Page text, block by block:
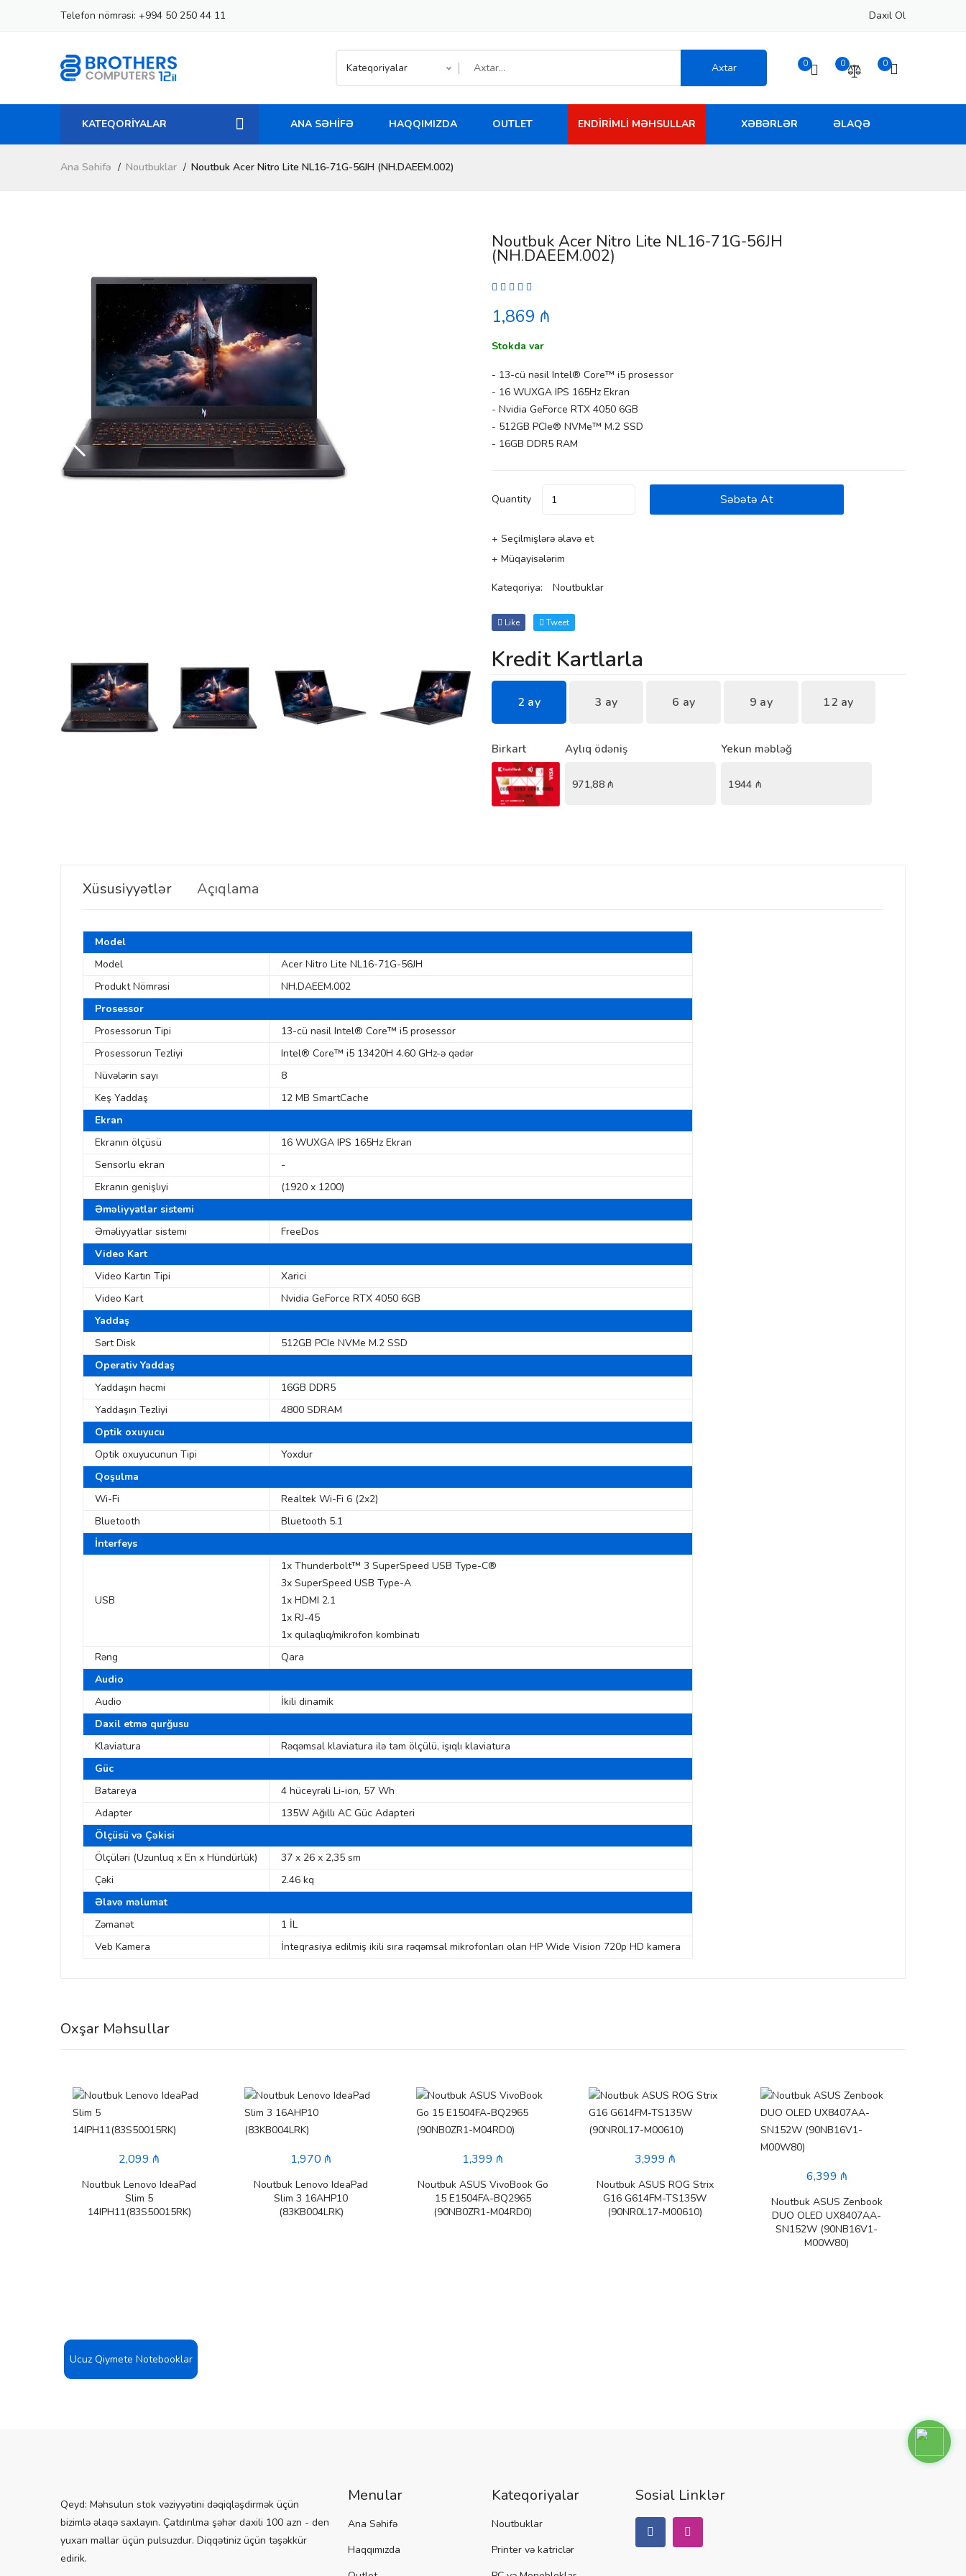
Telefon nömrəsi: +994 50 250 44 11 Daxil Ol
Kateqoriyalar Axtar 0 0 0
KATEQORİYALAR ANA SƏHIFƏ HAQQIMIZDA OUTLET ENDIRIMLI MƏHSULLAR XƏBƏRLƏR ƏLAQƏ
Ana Səhifə Noutbuklar Noutbuk Acer Nitro Lite NL16-71G-56JH (NH.DAEEM.002)
Noutbuk Acer Nitro Lite NL16-71G-56JH
(NH.DAEEM.002)
1,869 ₼
Stokda var
- 13-cü nəsil Intel® Core™ i5 prosessor
- 16 WUXGA IPS 165Hz Ekran
- Nvidia GeForce RTX 4050 6GB
- 512GB PCIe® NVMe™ M.2 SSD
- 16GB DDR5 RAM
Quantity Səbətə At
+ Seçilmişlərə əlavə et
+ Müqayisələrim
Kateqoriya: Noutbuklar
Like Tweet
Kredit Kartlarla
2 ay 3 ay 6 ay 9 ay 12 ay
Birkart Aylıq ödəniş
971,88₼
Yekun məbləğ
1944 ₼
Xüsusiyyətlər Açıqlama
Model
Model
Acer Nitro Lite NL16-71G-56JH
Produkt Nömrəsi
NH.DAEEM.002
Prosessor
Prosessorun Tipi
13-cü nəsil Intel® Core™ i5 prosessor
Prosessorun Tezliyi
Intel® Core™ i5 13420H 4.60 GHz-ə qədər
Nüvələrin sayı
8
Keş Yaddaş
12 MB SmartCache
Ekran
Ekranın ölçüsü
16 WUXGA IPS 165Hz Ekran
Sensorlu ekran
-
Ekranın genişlıyi
(1920 x 1200)
Əməliyyatlar sistemi
Əməliyyatlar sistemi
FreeDos
Video Kart
Video Kartın Tipi
Xarici
Video Kart
Nvidia GeForce RTX 4050 6GB
Yaddaş
Sərt Disk
512GB PCIe NVMe M.2 SSD
Operativ Yaddaş
Yaddaşın həcmi
16GB DDR5
Yaddaşın Tezliyi
4800 SDRAM
Optik oxuyucu
Optik oxuyucunun Tipi
Yoxdur
Qoşulma
Wi-Fi
Realtek Wi-Fi 6 (2x2)
Bluetooth
Bluetooth 5.1
İnterfeys
USB
1x Thunderbolt™ 3 SuperSpeed USB Type-C®
3x SuperSpeed USB Type-A
1x HDMI 2.1
1x RJ-45
1x qulaqlıq/mikrofon kombinatı
Rəng
Qara
Audio
Audio
İkili dinamik
Daxil etmə qurğusu
Klaviatura
Rəqəmsal klaviatura ilə tam ölçülü, işıqlı klaviatura
Güc
Batareya
4 hüceyrəli Li-ion, 57 Wh
Adapter
135W Ağıllı AC Güc Adapteri
Ölçüsü və Çəkisi
Ölçüləri (Uzunluq x En x Hündürlük)
37 x 26 x 2,35 sm
Çəki
2.46 kq
Əlavə məlumat
Zəmanət
1 İL
Veb Kamera
İnteqrasiya edilmiş ikili sıra rəqəmsal mikrofonları olan HP Wide Vision 720p HD kamera
Oxşar Məhsullar
2,099 ₼
Noutbuk Lenovo IdeaPad
Slim 5
14IPH11(83S50015RK)
1,970 ₼
Noutbuk Lenovo IdeaPad
Slim 3 16AHP10
(83KB004LRK)
1,399 ₼
Noutbuk ASUS VivoBook Go
15 E1504FA-BQ2965
(90NB0ZR1-M04RD0)
3,999 ₼
Noutbuk ASUS ROG Strix
G16 G614FM-TS135W
(90NR0L17-M00610)
6,399 ₼
Noutbuk ASUS Zenbook
DUO OLED UX8407AA-
SN152W (90NB16V1-
M00W80)
Ucuz Qiymete Notebooklar
Qeyd: Məhsulun stok vəziyyətini dəqiqləşdirmək üçün
bizimlə əlaqə saxlayın. Çatdırılma şəhər daxili 100 azn - den
yuxarı mallar üçün pulsuzdur. Diqqətiniz üçün təşəkkür
edirik.
Menular
Ana Səhifə
Haqqımızda
Kateqoriyalar
Noutbuklar
Printer və katriclər
Sosial Linklər